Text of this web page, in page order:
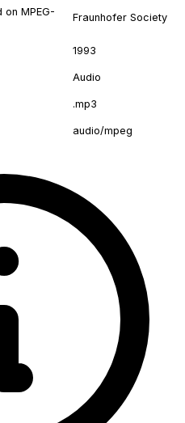
MPEG-
Fraunhofer Society
1993
Audio
.mp3
audio/mpeg